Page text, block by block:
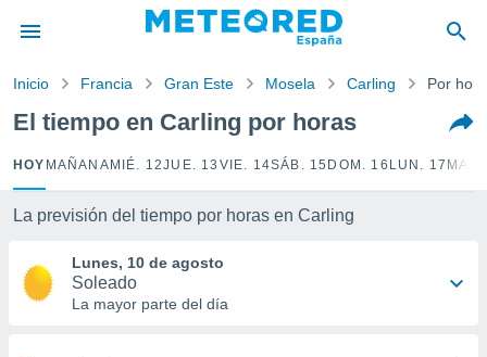
por
para
que se
calidad.
a este
y
Inicio Francia Gran Este Mosela Carling Por
El tiempo en Carling por horas
HOY MAÑANA MIÉ. 12JUE. 13 VIE. 14SÁB. 15 DOM. 16 LUN. 17
La previsión del tiempo por horas en Carling
Lunes, 10 de agosto
Soleado
La mayor parte del día